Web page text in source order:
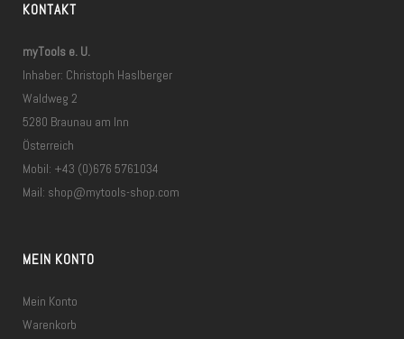
KONTAKT
myTools e. U.
Inhaber: Christoph Haslberger
Waldweg 2
5280 Braunau am Inn
Österreich
Mobil: +43 (0)676 5761034
Mail: shop@mytools-shop.com
MEIN KONTO
Mein Konto
Warenkorb